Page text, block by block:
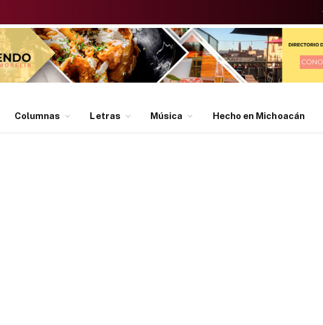
Columnas Letras Música Hecho en Michoacán